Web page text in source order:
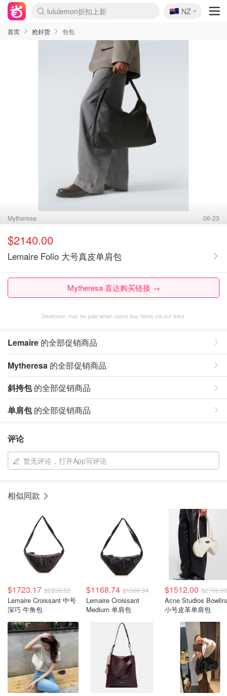
lululemon折扣上新
SSENSE年中2.5折
FreshBeauty好价汇总
Cettire降价+叠9折
WWS Coles超市实拍
viagogo二手票捡漏
Myer折扣汇总
The Outnet奢牌1折起
David Jones 3折起
Flannels大牌1折
Perfumes Club护肤1折
AMIRO面罩$251
Amazon折扣汇总
eToro入金$200送$50
Amazon数码好物
ICONIC本周7.5折
ThedoubleF高奢地板价
Moose Knuckles 6折
EUFY摄像头$98
Selenichast首饰2折
Trip机票酒店促销
YSL送5件彩妆礼
Amazon家居好物
Amazon美妆护肤
雅漾大喷$8
过敏原检测盒$33
科颜氏高保湿面霜$29
SEALIFE海洋馆门票6折
丝塔芙大白罐$16
订阅Newsletter送香薰
Cult Beauty 6.8折
Harrods圣诞日历$525
LN-CC奢牌私促3折
d'Alba空姐喷雾$16
EVE LOM套装£56
Bernardelli独家4折
Adore Beauty 6折起
CT圣诞日历
Mytheresa奢品2.7折
Luxury Escapes 9折
Currentbody美容仪$881
MOON Garden Live
Roborock扫地机$649
Valentino官网5折
CR洗护套装$23
修丽可4件套$159
GANNI官网4.5折
Stylevana韩妆4折
Tessabit高奢8.5折
OGX洗发水$11
Amazon阿德莱德次日达
卡诗8.5折+赠礼
Philips Hue灯具8折
🇳🇿
NZ
首页 抢好货 包包
Mytheresa 06-23
$2140.00
Lemaire Folio 大号真皮单肩包
Mytheresa 直达购买链接 →
Dealmoon may be paid when users buy items via our links.
Lemaire 的全部促销商品
Mytheresa 的全部促销商品
斜挎包的全部促销商品
单肩包的全部促销商品
评论
暂无评论，打开App写评论
相似同款
$1723.17 $2338.53
Lemaire Croissant 中号
深巧 牛角包
$1168.74 $1366.94
Lemaire Croissant
Medium 单肩包
$1512.00 $2700.00
Acne Studios
小号皮革单肩包